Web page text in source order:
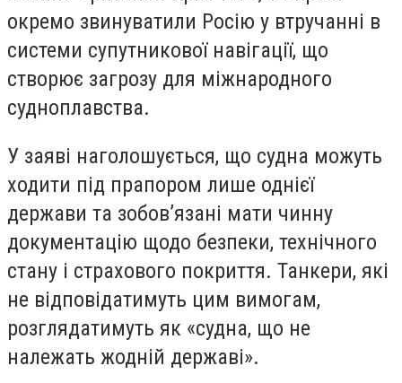
окремо звинуватили Росію у втручанні в
системи супутникової навігації, що
створює загрозу для міжнародного
судноплавства.
У заяві наголошується, що судна можуть
ходити під прапором лише однієї
держави та зобов’язані мати чинну
документацію щодо безпеки, технічного
стану і страхового покриття. Танкери, які
не відповідатимуть цим вимогам,
розглядатимуть як «судна, що не
належать жодній державі».